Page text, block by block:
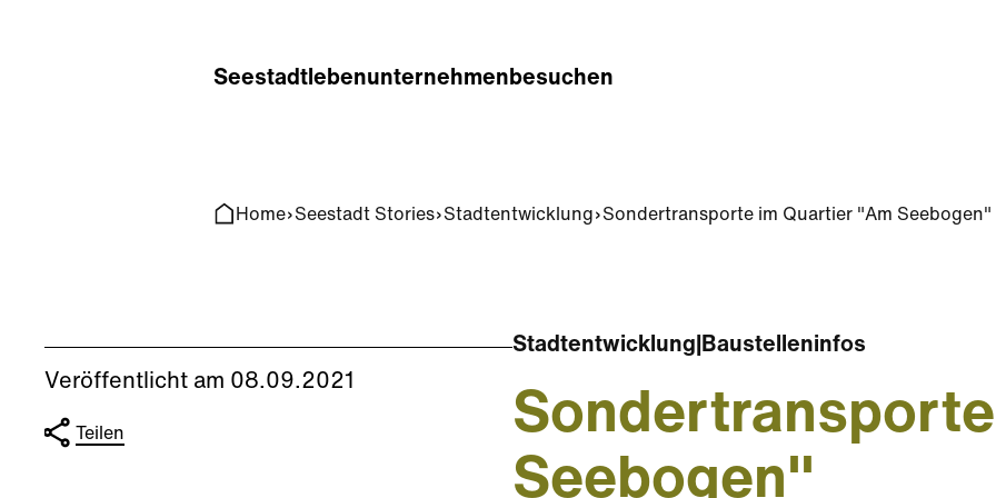
Seestadtlebenunternehmenbesuchen
Home Seestadt Stories Stadtentwicklung Sondertransporte im Quartier "Am Seebogen"
Veröffentlicht am 08.09.2021
Teilen
Stadtentwicklung Baustelleninfos
Seebogen"